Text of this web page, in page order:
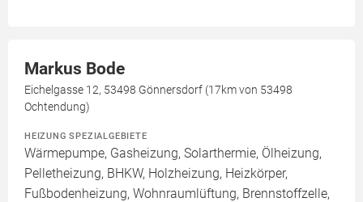
Markus Bode
Eichelgasse 12, 53498 Gönnersdorf (17km von 53498
Ochtendung)
HEIZUNG SPEZIALGEBIETE
Wärmepumpe, Gasheizung, Solarthermie, Ölheizung,
Pelletheizung, BHKW, Holzheizung, Heizkörper,
Fußbodenheizung, Wohnraumlüftung, Brennstoffzelle,